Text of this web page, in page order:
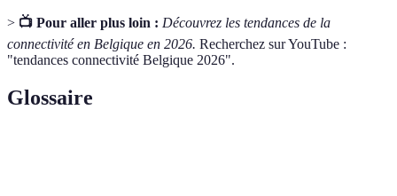
> 📺 Pour aller plus loin : Découvrez les tendances de la
connectivité en Belgique en 2026. Recherchez sur YouTube :
"tendances connectivité Belgique 2026".
Glossaire